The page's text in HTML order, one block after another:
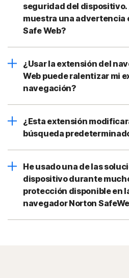
seguridad del dispositivo.
muestra una advertencia
Safe Web?
¿Usar la extensión del
Web puede ralentizar mi
navegación?
¿Esta extensión
búsqueda
He usado una de las
dispositivo durante
protección disponible en
navegador Norton